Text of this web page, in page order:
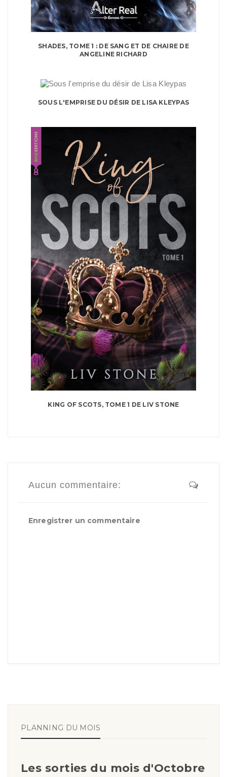
SHADES, TOME 1 : DE SANG ET DE CHAIRE DE
ANGELINE RICHARD
SOUS L'EMPRISE DU DÉSIR DE LISA KLEYPAS
KING OF SCOTS, TOME 1 DE LIV STONE
Aucun commentaire:
Enregistrer un commentaire
PLANNING DU MOIS
Les sorties du mois d'Octobre